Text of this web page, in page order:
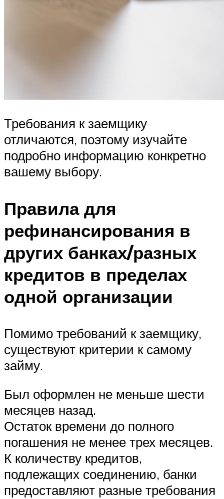
Требования к заемщику
отличаются, поэтому изучайте
подробно информацию конкретно
вашему выбору.
Правила для
рефинансирования в
других банках/разных
кредитов в пределах
одной организации
Помимо требований к заемщику,
существуют критерии к самому
займу.
Был оформлен не меньше шести
месяцев назад.
Остаток времени до полного
погашения не менее трех месяцев.
К количеству кредитов,
подлежащих соединению, банки
предоставляют разные требования